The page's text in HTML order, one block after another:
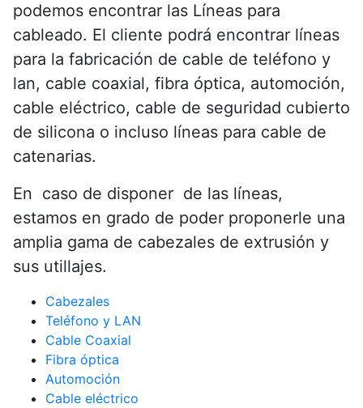
podemos encontrar las Líneas para
cableado. El cliente podrá encontrar líneas
para la fabricación de cable de teléfono y
lan, cable coaxial, fibra óptica, automoción,
cable eléctrico, cable de seguridad cubierto
de silicona o incluso líneas para cable de
catenarias.
En caso de disponer de las líneas,
estamos en grado de poder proponerle una
amplia gama de cabezales de extrusión y
sus utillajes.
Cabezales
Teléfono y LAN
Cable Coaxial
Fibra óptica
Automoción
Cable eléctrico